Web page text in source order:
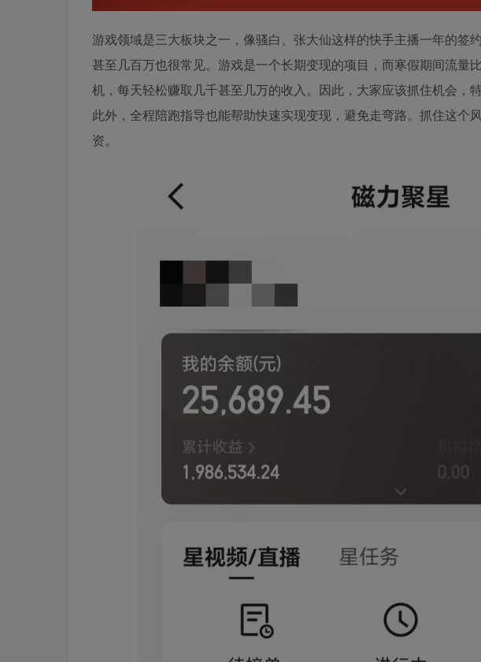
游戏领域是三大板块之一，像骚白、张大仙这样的快手主播一年的签
甚至几百万也很常见。游戏是一个长期变现的项目，而寒假期间流量
机，每天轻松赚取几千甚至几万的收入。因此，大家应该抓住机会，
此外，全程陪跑指导也能帮助快速实现变现，避免走弯路。抓住这个
资。